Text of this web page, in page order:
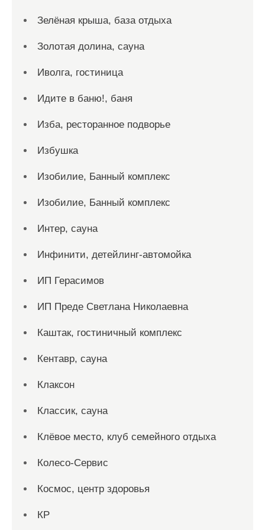
Зелёная крыша, база отдыха
Золотая долина, сауна
Иволга, гостиница
Идите в баню!, баня
Изба, ресторанное подворье
Избушка
Изобилие, Банный комплекс
Изобилие, Банный комплекс
Интер, сауна
Инфинити, детейлинг-автомойка
ИП Герасимов
ИП Преде Светлана Николаевна
Каштак, гостиничный комплекс
Кентавр, сауна
Клаксон
Классик, сауна
Клёвое место, клуб семейного отдыха
Колесо-Сервис
Космос, центр здоровья
КР